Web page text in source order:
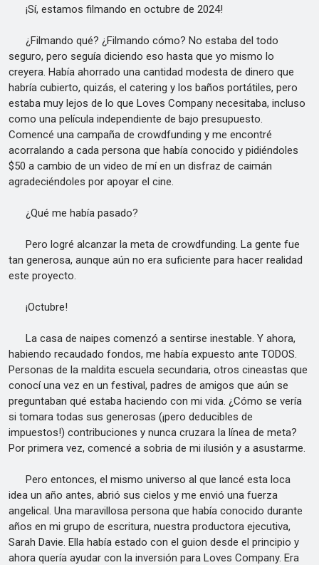
¡Sí, estamos filmando en octubre de 2024!
¿Filmando qué? ¿Filmando cómo? No estaba del todo
seguro, pero seguía diciendo eso hasta que yo mismo lo
creyera. Había ahorrado una cantidad modesta de dinero que
habría cubierto, quizás, el catering y los baños portátiles, pero
estaba muy lejos de lo que Loves Company necesitaba, incluso
como una película independiente de bajo presupuesto.
Comencé una campaña de crowdfunding y me encontré
acorralando a cada persona que había conocido y pidiéndoles
$50 a cambio de un video de mí en un disfraz de caimán
agradeciéndoles por apoyar el cine.
¿Qué me había pasado?
Pero logré alcanzar la meta de crowdfunding. La gente fue
tan generosa, aunque aún no era suficiente para hacer realidad
este proyecto.
¡Octubre!
La casa de naipes comenzó a sentirse inestable. Y ahora,
habiendo recaudado fondos, me había expuesto ante TODOS.
Personas de la maldita escuela secundaria, otros cineastas que
conocí una vez en un festival, padres de amigos que aún se
preguntaban qué estaba haciendo con mi vida. ¿Cómo se vería
si tomara todas sus generosas (¡pero deducibles de
impuestos!) contribuciones y nunca cruzara la línea de meta?
Por primera vez, comencé a sobria de mi ilusión y a asustarme.
Pero entonces, el mismo universo al que lancé esta loca
idea un año antes, abrió sus cielos y me envió una fuerza
angelical. Una maravillosa persona que había conocido durante
años en mi grupo de escritura, nuestra productora ejecutiva,
Sarah Davie. Ella había estado con el guion desde el principio y
ahora quería ayudar con la inversión para Loves Company. Era